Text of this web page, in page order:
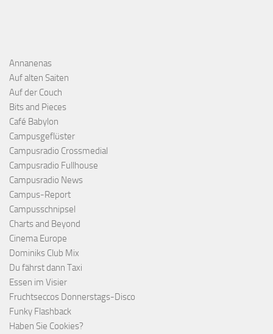
Annanenas
Auf alten Saiten
Auf der Couch
Bits and Pieces
Café Babylon
Campusgeflüster
Campusradio Crossmedial
Campusradio Fullhouse
Campusradio News
Campus-Report
Campusschnipsel
Charts and Beyond
Cinema Europe
Dominiks Club Mix
Du fährst dann Taxi
Essen im Visier
Fruchtseccos Donnerstags-Disco
Funky Flashback
Haben Sie Cookies?